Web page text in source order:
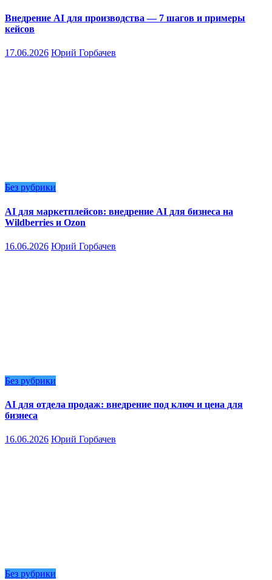
Внедрение AI для производства — 7 шагов и примеры
кейсов
17.06.2026 Юрий Горбачев
Без рубрики
AI для маркетплейсов: внедрение AI для бизнеса на
Wildberries и Ozon
16.06.2026 Юрий Горбачев
Без рубрики
AI для отдела продаж: внедрение под ключ и цена для
бизнеса
16.06.2026 Юрий Горбачев
Без рубрики